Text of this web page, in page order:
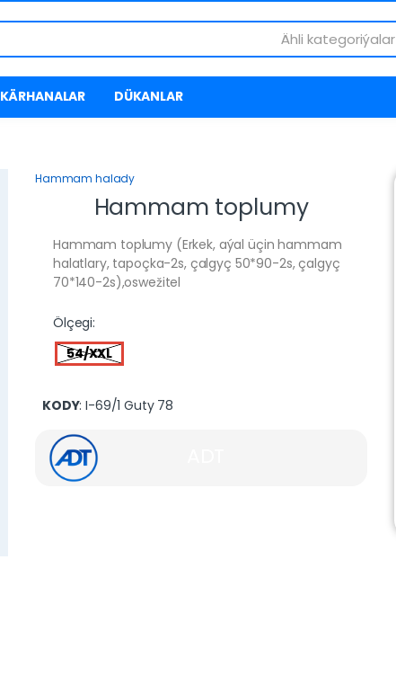
Ähli kategoriýalar
KÄRHANALAR DÜKANLAR
Hammam halady
Hammam toplumy
Hammam toplumy (Erkek, aýal üçin hammam
halatlary, tapoçka-2s, çalgyç 50*90-2s, çalgyç
70*140-2s),oswežitel
Ölçegi:
54/XXL
KODY: I-69/1 Guty 78